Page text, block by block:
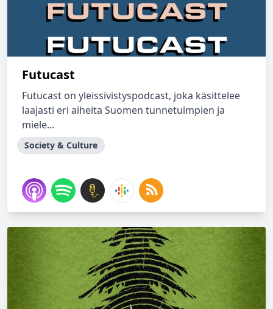
Futucast
Futucast on yleissivistyspodcast, joka käsittelee
laajasti eri aiheita Suomen tunnetuimpien ja
miele...
Society & Culture